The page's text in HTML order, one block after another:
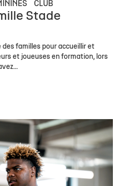
CLUB
Stade
des familles pour accueillir et
et joueuses en formation, lors